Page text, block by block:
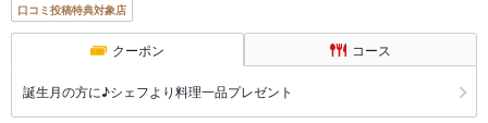
口コミ投稿特典対象店
クーポン コース
誕生月の方に♪シェフより料理一品プレゼント